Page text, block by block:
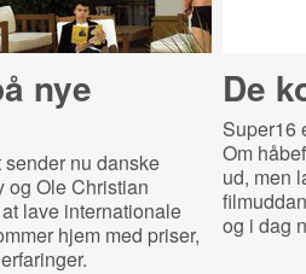
nye
nu danske
og Ole Christian
lave internationale
hjem med priser,
De
Super16
Om
ud, men
og i dag